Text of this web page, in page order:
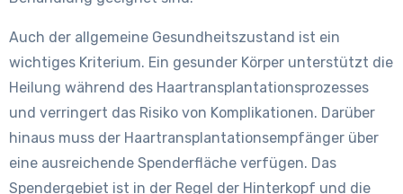
Auch der allgemeine Gesundheitszustand ist ein
wichtiges Kriterium. Ein gesunder Körper unterstützt die
Heilung während des Haartransplantationsprozesses
und verringert das Risiko von Komplikationen. Darüber
hinaus muss der Haartransplantationsempfänger über
eine ausreichende Spenderfläche verfügen. Das
Spendergebiet ist in der Regel der Hinterkopf und die